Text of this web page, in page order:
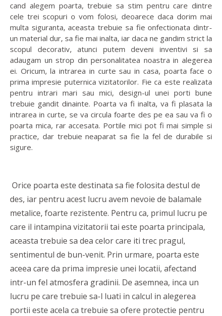
cand alegem poarta, trebuie sa stim pentru care dintre
cele trei scopuri o vom folosi, deoarece daca dorim mai
multa siguranta, aceasta trebuie sa fie onfectionata dintr-
un material dur, sa fie mai inalta, iar daca ne gandim strict la
scopul decorativ, atunci putem deveni inventivi si sa
adaugam un strop din personalitatea noastra in alegerea
ei. Oricum, la intrarea in curte sau in casa, poarta face o
prima impresie puternica vizitatorilor. Fie ca este realizata
pentru intrari mari sau mici, design-ul unei porti bune
trebuie gandit dinainte. Poarta va fi inalta, va fi plasata la
intrarea in curte, se va circula foarte des pe ea sau va fi o
poarta mica, rar accesata. Portile mici pot fi mai simple si
practice, dar trebuie neaparat sa fie la fel de durabile si
sigure.
Orice poarta este destinata sa fie folosita destul de
des, iar pentru acest lucru avem nevoie de balamale
metalice, foarte rezistente. Pentru ca, primul lucru pe
care il intampina vizitatorii tai este poarta principala,
aceasta trebuie sa dea celor care iti trec pragul,
sentimentul de bun-venit. Prin urmare, poarta este
aceea care da prima impresie unei locatii, afectand
intr-un fel atmosfera gradinii. De asemnea, inca un
lucru pe care trebuie sa-l luati in calcul in alegerea
portii este acela ca trebuie sa ofere protectie pentru